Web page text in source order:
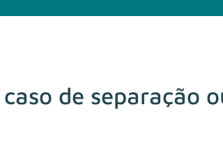
de separação